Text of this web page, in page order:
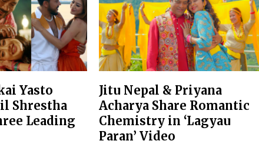
Yasto
Shrestha
Leading
Jitu Nepal & Priyana
Acharya Share Romantic
Chemistry in ‘Lagyau
Paran’ Video